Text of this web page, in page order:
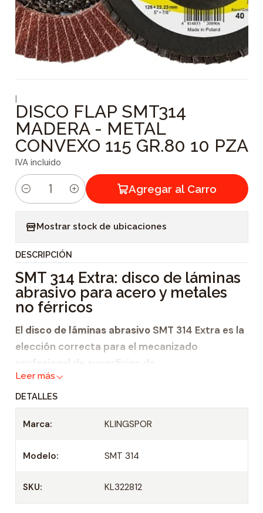
|
DISCO FLAP SMT314
MADERA - METAL
CONVEXO 115 GR.80 10 PZA
IVA incluido
C
i
d
a
d
Agregar al Carro
Mostrar stock de ubicaciones
DESCRIPCIÓN
SMT 314 Extra: disco de láminas
abrasivo para acero y metales
no férricos
El disco de láminas abrasivoSMT 314 Extra es la
elección correcta para el mecanizado
profesional de superficies de
metales no férricos,
aceroy
madera.
El disco de láminas abrasivo demuestra sus
metales no férricos. Por su versatilidad y
capacidad de rendimiento se emplea
Leer más
DETALLES
Marca: KLINGSPOR
Modelo: SMT 314
SKU: KL322812